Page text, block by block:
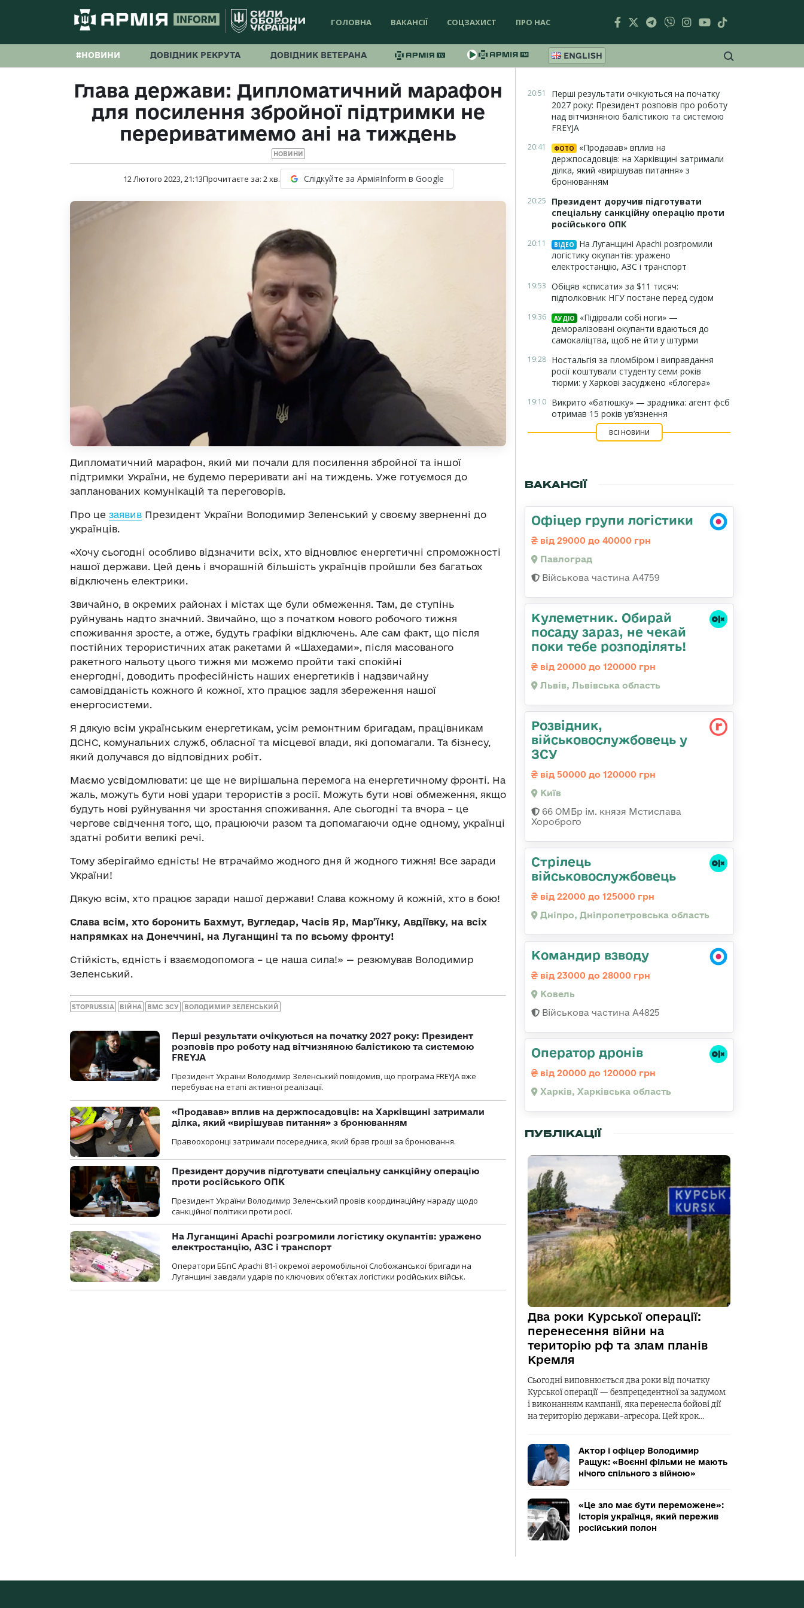
ГОЛОВНА ВАКАНСІЇ СОЦЗАХИСТ ПРО НАС
#НОВИНИ ДОВІДНИК РЕКРУТА ДОВІДНИК ВЕТЕРАНА ENGLISH
Глава держави: Дипломатичний марафон
для посилення збройної підтримки не
перериватимемо ані на тиждень
НОВИНИ
12 Лютого 2023, 21:13Прочитаєте за: 2хв. Слідкуйте за АрміяInform в Google
Дипломатичний марафон, який ми почали для посилення збройної та іншої
підтримки України, не будемо переривати ані на тиждень. Уже готуємося до
запланованих комунікацій та переговорів.
Про це заявив Президент України Володимир Зеленський у своєму зверненні до
українців.
«Хочу сьогодні особливо відзначити всіх, хто відновлює енергетичні спроможності
нашої держави. Цей день і вчорашній більшість українців пройшли без багатьох
відключень електрики.
Звичайно, в окремих районах і містах ще були обмеження. Там, де ступінь
руйнувань надто значний. Звичайно, що з початком нового робочого тижня
споживання зросте, а отже, будуть графіки відключень. Але сам факт, що після
постійних терористичних атак ракетами й «Шахедами», після масованого
ракетного нальоту цього тижня ми можемо пройти такі спокійні
енергодні, доводить професійність наших енергетиків і надзвичайну
самовідданість кожного й кожної, хто працює задля збереження нашої
енергосистеми.
Я дякую всім українським енергетикам, усім ремонтним бригадам, працівникам
ДСНС, комунальних служб, обласної та місцевої влади, які допомагали. Та бізнесу,
який долучався до відповідних робіт.
Маємо усвідомлювати: це ще не вирішальна перемога на енергетичному фронті. На
жаль, можуть бути нові удари терористів з росії. Можуть бути нові обмеження, якщо
будуть нові руйнування чи зростання споживання. Але сьогодні та вчора – це
чергове свідчення того, що, працюючи разом та допомагаючи одне одному, українці
здатні робити великі речі.
Тому зберігаймо єдність! Не втрачаймо жодного дня й жодного тижня! Все заради
України!
Дякую всім, хто працює заради нашої держави! Слава кожному й кожній, хто в бою!
Слава всім, хто боронить Бахмут, Вугледар, Часів Яр, Мар’їнку, Авдіївку, на всіх
напрямках на Донеччині, на Луганщині та по всьому фронту!
Стійкість, єдність і взаємодопомога – це наша сила!» — резюмував Володимир
Зеленський.
STOPRUSSIA ВІЙНА ВМС ЗСУ ВОЛОДИМИР ЗЕЛЕНСЬКИЙ
Перші результати очікуються на початку 2027 року: Президент
розповів про роботу над вітчизняною балістикою та системою
FREYJA
Президент України Володимир Зеленський повідомив, що програма FREYJA вже
перебуває на етапі активної реалізації.
«Продавав» вплив на держпосадовців: на Харківщині затримали
ділка, який «вирішував питання» з бронюванням
Правоохоронці затримали посередника, який брав гроші за бронювання.
Президент доручив підготувати спеціальну санкційну операцію
проти російського ОПК
Президент України Володимир Зеленський провів координаційну нараду щодо
санкційної політики проти росії.
На Луганщині Apachi розгромили логістику окупантів: уражено
електростанцію, АЗС і транспорт
Оператори ББпС Apachi 81-ї окремої аеромобільної Слобожанської бригади на
Луганщині завдали ударів по ключових об’єктах логістики російських військ.
20:51
Перші результати очікуються на початку
2027 року: Президент розповів про роботу
над вітчизняною балістикою та системою
FREYJA
20:41 ФОТО
«Продавав» вплив на
держпосадовців: на Харківщині затримали
ділка, який «вирішував питання» з
бронюванням
20:25
Президент доручив підготувати
спеціальну санкційну операцію проти
російського ОПК
20:11 ВІДЕО
На Луганщині Apachi розгромили
логістику окупантів: уражено
електростанцію, АЗС і транспорт
19:53 Обіцяв «списати» за $11 тисяч:
підполковник НГУ постане перед судом
19:36 АУДІО
«Підірвали собі ноги» —
деморалізовані окупанти вдаються до
самокаліцтва, щоб не йти у штурми
19:28 Ностальгія за пломбіром і виправдання
росії коштували студенту семи років
тюрми: у Харкові засуджено «блогера»
19:10 Викрито «батюшку» — зрадника: агент фсб
отримав 15 років ув’язнення
ВСІ НОВИНИ
ВАКАНСІЇ
Офіцер групи логістики
від 29000 до 40000 грн
Павлоград
Військова частина А4759
Кулеметник. Обирай
посаду зараз, не чекай
поки тебе розподілять!
від 20000 до 120000 грн
Львів, Львівська область
Розвідник,
військовослужбовець у
ЗСУ
від 50000 до 120000 грн
Київ
66 ОМБр ім. князя Мстислава
Хороброго
Стрілець
військовослужбовець
від 22000 до 125000 грн
Дніпро, Дніпропетровська область
Командир взводу
від 23000 до 28000 грн
Ковель
Військова частина А4825
Оператор дронів
від 20000 до 120000 грн
Харків, Харківська область
ПУБЛІКАЦІЇ
Два роки Курської операції:
перенесення війни на
територію рф та злам планів
Кремля
Сьогодні виповнюється два роки від початку
Курської операції — безпрецедентної за задумом
і виконанням кампанії, яка перенесла бойові дії
на територію держави-агресора. Цей крок…
Актор і офіцер Володимир
Ращук: «Воєнні фільми не мають
нічого спільного з війною»
«Це зло має бути переможене»:
історія українця, який пережив
російський полон